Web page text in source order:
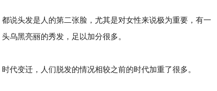
都说头发是人的第二张脸，尤其是对女性来说极为重要，有一
头乌黑亮丽的秀发，足以加分很多。
时代变迁，人们脱发的情况相较之前的时代加重了很多。